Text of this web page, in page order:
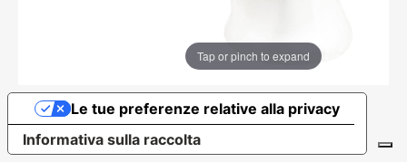
Tap or pinch to expand
Informativa sulla raccolta
Le tue preferenze relative alla privacy